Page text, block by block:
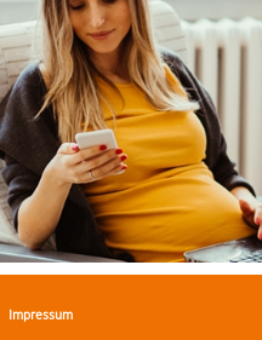
Impressum